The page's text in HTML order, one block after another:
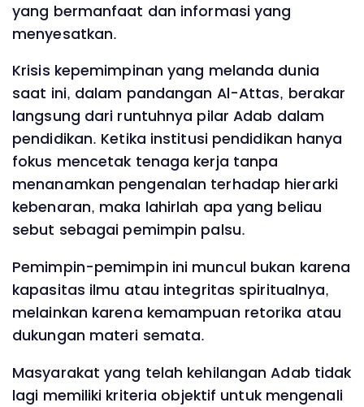
yang bermanfaat dan informasi yang
menyesatkan.
Krisis kepemimpinan yang melanda dunia
saat ini, dalam pandangan Al-Attas, berakar
langsung dari runtuhnya pilar Adab dalam
pendidikan. Ketika institusi pendidikan hanya
fokus mencetak tenaga kerja tanpa
menanamkan pengenalan terhadap hierarki
kebenaran, maka lahirlah apa yang beliau
sebut sebagai pemimpin palsu.
Pemimpin-pemimpin ini muncul bukan karena
kapasitas ilmu atau integritas spiritualnya,
melainkan karena kemampuan retorika atau
dukungan materi semata.
Masyarakat yang telah kehilangan Adab tidak
lagi memiliki kriteria objektif untuk mengenali